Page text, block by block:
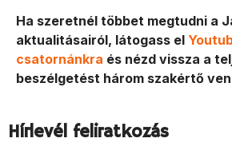
Ha szeretnél többet megtudni a
aktualitásairól, látogass el
csatornánkra és nézd vissza a
beszélgetést három szakértő
Hírlevél feliratkozás